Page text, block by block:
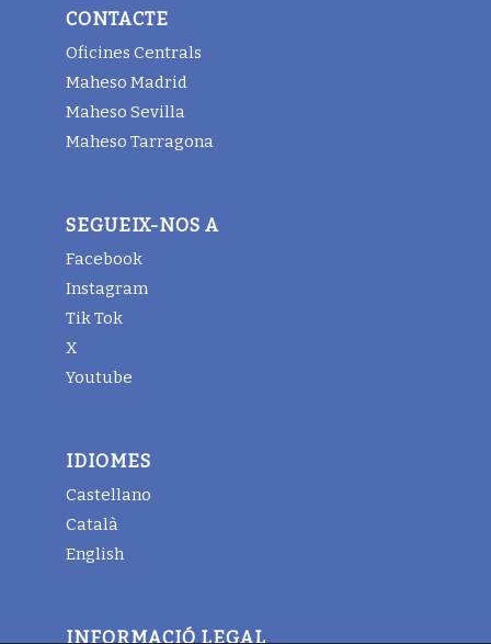
CONTACTE
Oficines Centrals
Maheso Madrid
Maheso Sevilla
Maheso Tarragona
SEGUEIX-NOS A
Facebook
Instagram
Tik Tok
X
Youtube
IDIOMES
Castellano
Català
English
INFORMACIÓ LEGAL